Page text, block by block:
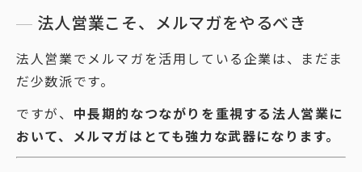
法人営業こそ、メルマガをやるべき
法人営業でメルマガを活用している企業は、まだま
だ少数派です。
ですが、 中長期的なつながりを重視する法人営業に
おいて、メルマガはとても強力な武器になります。